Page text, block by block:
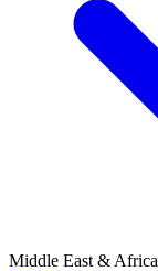
Middle East & Africa